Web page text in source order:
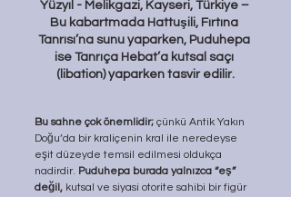
Yüzyıl - Melikgazi, Kayseri, Türkiye –
Bu kabartmada Hattuşili, Fırtına
Tanrısı’na sunu yaparken, Puduhepa
ise Tanrıça Hebat’a kutsal saçı
(libation) yaparken tasvir edilir.
Bu sahne çok önemlidir; çünkü Antik Yakın
Doğu’da bir kraliçenin kral ile neredeyse
eşit düzeyde temsil edilmesi oldukça
nadirdir. Puduhepa burada yalnızca “eş”
değil, kutsal ve siyasi otorite sahibi bir figür